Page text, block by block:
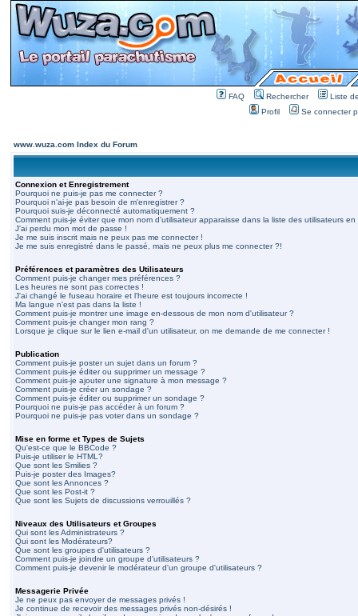
FAQ Rechercher
Liste
Profil
Se connecter
www.wuza.com Index du Forum
Connexion et Enregistrement
Pourquoi ne puis-je pas me connecter ?
Pourquoi n'ai-je pas besoin de m'enregistrer ?
Pourquoi suis-je déconnecté automatiquement ?
Comment puis-je éviter que mon nom d'utilisateur apparaisse dans la liste des utilisateurs en
J'ai perdu mon mot de passe !
Je me suis inscrit mais ne peux pas me connecter !
Je me suis enregistré dans le passé, mais ne peux plus me connecter ?!
Préférences et paramètres des Utilisateurs
Comment puis-je changer mes préférences ?
Les heures ne sont pas correctes !
J'ai changé le fuseau horaire et l'heure est toujours incorrecte !
Ma langue n'est pas dans la liste !
Comment puis-je montrer une image en-dessous de mon nom d'utilisateur ?
Comment puis-je changer mon rang ?
Lorsque je clique sur le lien e-mail d'un utilisateur, on me demande de me connecter !
Publication
Comment puis-je poster un sujet dans un forum ?
Comment puis-je éditer ou supprimer un message ?
Comment puis-je ajouter une signature à mon message ?
Comment puis-je créer un sondage ?
Comment puis-je éditer ou supprimer un sondage ?
Pourquoi ne puis-je pas accéder à un forum ?
Pourquoi ne puis-je pas voter dans un sondage ?
Mise en forme et Types de Sujets
Qu'est-ce que le BBCode ?
Puis-je utiliser le HTML?
Que sont les Smilies ?
Puis-je poster des Images?
Que sont les Annonces ?
Que sont les Post-it ?
Que sont les Sujets de discussions verrouillés ?
Niveaux des Utilisateurs et Groupes
Qui sont les Administrateurs ?
Qui sont les Modérateurs?
Que sont les groupes d'utilisateurs ?
Comment puis-je joindre un groupe d'utilisateurs ?
Comment puis-je devenir le modérateur d'un groupe d'utilisateurs ?
Messagerie Privée
Je ne peux pas envoyer de messages privés !
Je continue de recevoir des messages privés non-désirés !